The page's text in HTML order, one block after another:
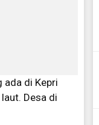
ada di Kepri
Desa di